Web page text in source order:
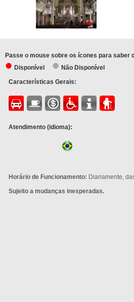
Passe o mouse sobre os ícones para saber
Disponível
Não Disponível
Características Gerais:
Atendimento (idioma):
Horário de Funcionamento: Diariamente,
Sujeito a mudanças inesperadas.